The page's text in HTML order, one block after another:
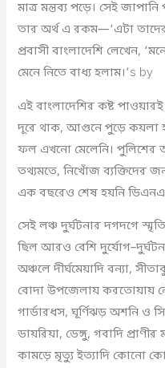
মাত্র মন্তব্য পড়ে। সেই
তার অর্থ এ রকম—‘এটা
প্রবাসী বাংলাদেশি লেখেন,
মেনে নিতে বাধ্য হলাম।’s by
এই বাংলাদেশির কষ্ট
দূরে থাক, আগুনে পুড়ে কয়লা
ফল এখনো মেলেনি। পুলিশের
তথ্যমতে, নিখোঁজ ব্যক্তিদের
এক বছরেও শেষ হয়নি ডিএনএ
সেই লঞ্চ দুর্ঘটনার দগদগে
ছিল আরও বেশি
অঞ্চলে দীর্ঘমেয়াদি বন্যা,
বোদা উপজেলায় করতোয়ায়
গার্ডারধস, ঘূর্ণিঝড় অশনি ও
ডায়রিয়া, ডেঙ্গু, গবাদি
কামড়ে মৃত্যু ইত্যাদি কোনো